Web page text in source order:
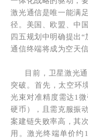
激光通信是唯一能满
径。美国、欧盟、中
四五规划中明确提出
通信终端将成为空天
目前，卫星激光
突破。首先，太空环
光束对准精度需达1
硬币），且需克服振
案建链失败率高，其
用。激光终端单价约